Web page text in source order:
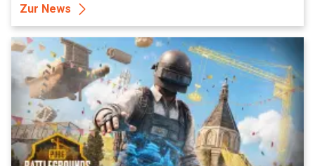
Zur News